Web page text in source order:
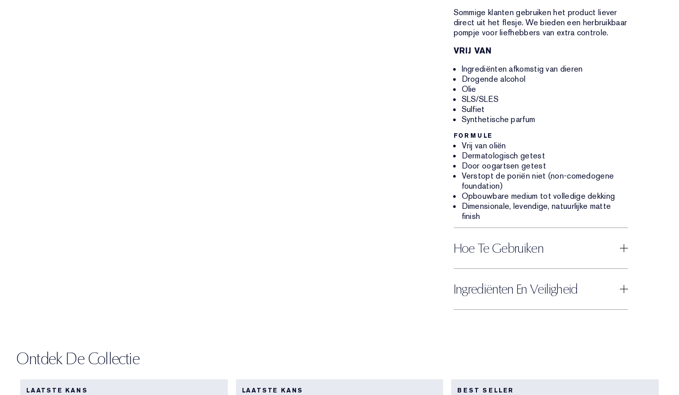
Sommige klanten gebruiken het product liever
direct uit het flesje. We bieden een herbruikbaar
pompje voor liefhebbers van extra controle.
VRIJ VAN
Ingrediënten afkomstig van dieren
Drogende alcohol
Olie
SLS/SLES
Sulfiet
Synthetische parfum
FORMULE
Vrij van oliën
Dermatologisch getest
Door oogartsen getest
Verstopt de poriën niet (non-comedogene
foundation)
Opbouwbare medium tot volledige dekking
Dimensionale, levendige, natuurlijke matte
finish
Hoe Te Gebruiken
Ingrediënten En Veiligheid
Ontdek De Collectie
LAATSTE KANS LAATSTE KANS BEST SELLER